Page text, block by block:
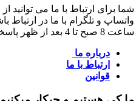
واتساپ و تلگرام با ما در ارتباط
ساعت 8 صبح تا 4 بعد از ظهر پاسخگوی کاربران عزیز می باشیم
درباره ما
ارتباط با ما
قوانین